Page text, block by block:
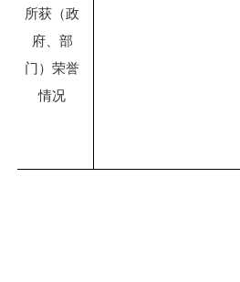
所获（政
府、部
门）荣誉
情况